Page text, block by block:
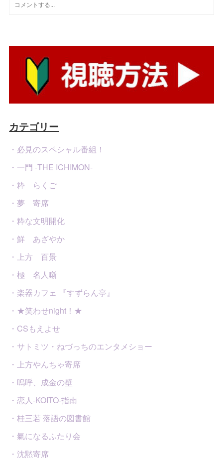
カテゴリー
・必見のスペシャル番組！
・一門 -THE ICHIMON-
・粋 らくご
・夢 寄席
・粋な文明開化
・鮮 あざやか
・上方 百景
・極 名人噺
・楽器カフェ 『すずらん亭』
・★笑わせnight！★
・CSもえよせ
・サトミツ・ねづっちのエンタメショー
・上方やんちゃ寄席
・嗚呼、成金の壁
・恋人-KOITO-指南
・桂三若 落語の図書館
・氣になるふたり会
・沈黙寄席